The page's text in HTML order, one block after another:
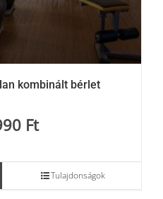
kombinált bérlet
Ft
Tulajdonságok